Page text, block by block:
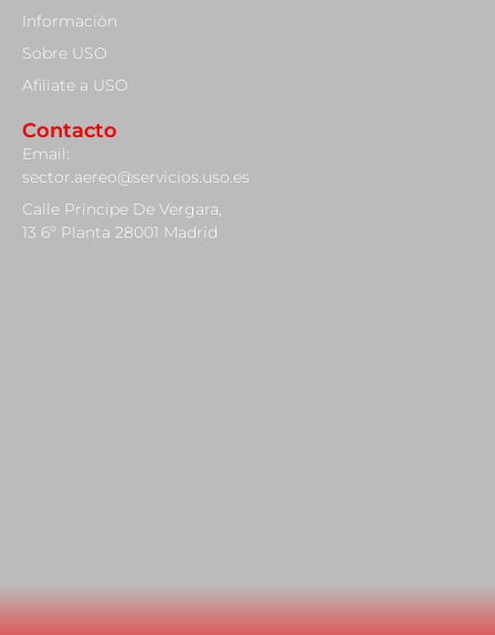
Información
Sobre USO
Afiliate a USO
Contacto
Email:
sector.aereo@servicios.uso.es
Calle Príncipe De Vergara,
13 6º Planta 28001 Madrid